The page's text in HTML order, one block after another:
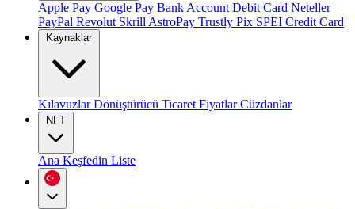
Apple Pay Google Pay Bank Account Debit Card Neteller
PayPal Revolut Skrill AstroPay Trustly Pix SPEI Credit Card
Kaynaklar
KılavuzlarDönüştürücü Ticaret FiyatlarCüzdanlar
NFT
Ana Keşfedin Liste